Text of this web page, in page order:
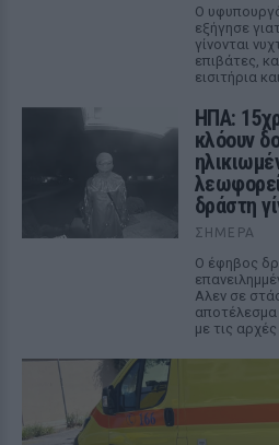
Ο
εξήγησε
γίνονται
επιβάτες,
εισιτήρια
ΗΠΑ:
κλόουν
δράστη
ΣΉΜΕΡΑ
Ο έφηβος
Αλεν σε
με τις αρχές